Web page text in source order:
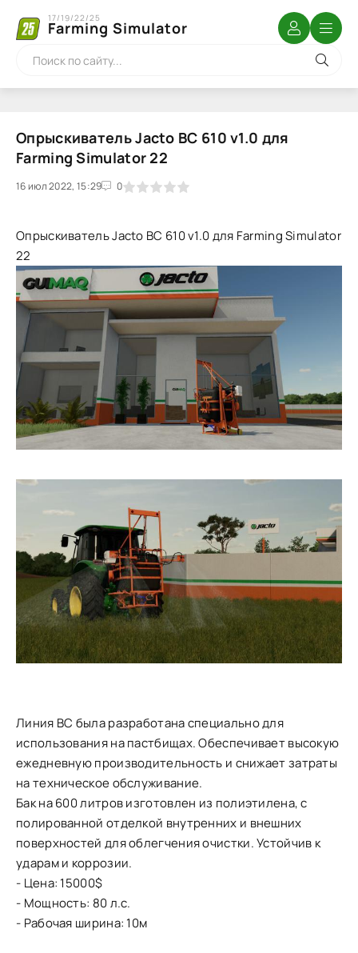
Farming Simulator
17/19/22/25
Опрыскиватель Jacto BC 610 v1.0 для
Farming Simulator 22
16 июл 2022, 15:29 0
1 2 3 4 5
Опрыскиватель Jacto BC 610 v1.0 для Farming Simulator
22
Линия BC была разработана специально для
использования на пастбищах. Обеспечивает высокую
ежедневную производительность и снижает затраты
на техническое обслуживание.
Бак на 600 литров изготовлен из полиэтилена, с
полированной отделкой внутренних и внешних
поверхностей для облегчения очистки. Устойчив к
ударам и коррозии.
- Цена: 15000$
- Мощность: 80 л.с.
- Рабочая ширина: 10м